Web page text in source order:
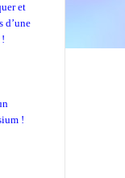
et
d’une
!